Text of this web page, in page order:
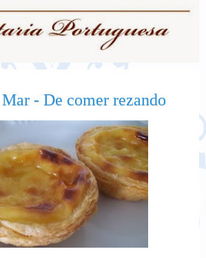
- De comer rezando